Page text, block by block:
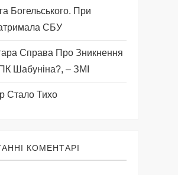
Богельського. При
СБУ
Справа Про Зникнення
Шабуніна?, – ЗМІ
Стало Тихо
КОМЕНТАРІ